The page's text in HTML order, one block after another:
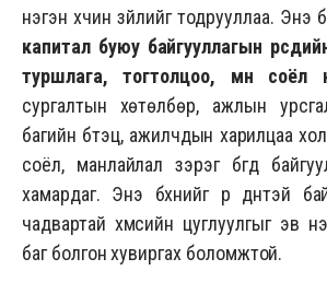
нэгэн хүчин зүйлийг тодрууллаа. Энэ
капитал буюу байгууллагын
туршлага, тогтолцоо, мөн соёл
сургалтын хөтөлбөр, ажлын
багийн бүтэц, ажилчдын харилцаа
соёл, манлайлал зэрэг бүгд
хамардаг. Энэ бүхнийг үр дүнтэй
чадвартай хүмүүсийн цуглуулгыг эв
баг болгон хувиргах боломжтой.